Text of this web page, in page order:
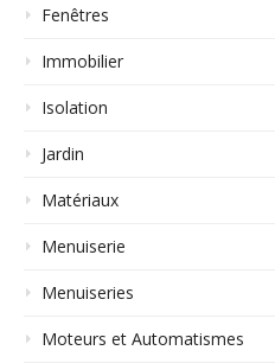
Fenêtres
Immobilier
Isolation
Jardin
Matériaux
Menuiserie
Menuiseries
Moteurs et Automatismes